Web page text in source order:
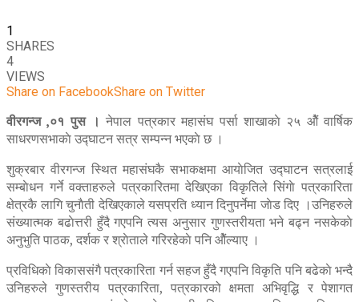
1
SHARES
4
VIEWS
Share on FacebookShare on Twitter
वीरगन्ज ,०१ पुस ।नेपाल पत्रकार महासंघ पर्सा शाखाकाे २५ ओैं वार्षिक
साधरणसभाकाे उद्घाटन सत्र सम्पन्न भएकाे छ ।
शुक्रबार वीरगन्ज स्थित महासंघकै सभाकक्षमा आयाेजित उद्घाटन सत्रलाई
सम्बाेधन गर्ने वक्ताहरुले पत्रकारितमा देखिएका विकृतिले सिंगाे पत्रकारिता
क्षेत्रकै लागि चुनाैती देखिएकाले यसप्रति ध्यान दिनुपर्नेमा जाेड दिए ।उनिहरुले
संख्यात्मक बढाेत्तरी हुँदै गएपनि त्यस अनुसार गुणस्तरीयता भने बढ्न नसकेकाे
अनुभुति पाठक, दर्शक र श्राेताले गरिरहेकाे पनि ओैंल्याए ।
प्रविधिकाे विकाससंगै पत्रकारिता गर्न सहज हुँदै गएपनि विकृति पनि बढेकाे भन्दै
उनिहरुले गुणस्तरीय पत्रकारिता, पत्रकारको क्षमता अभिवृद्धि र पेशागत